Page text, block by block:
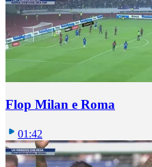
Flop Milan e Roma
01:42